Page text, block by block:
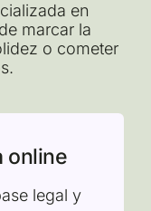
en
marcar la
o cometer
online
legal y